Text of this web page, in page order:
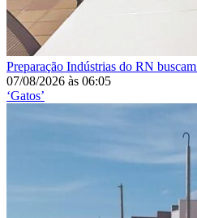
Preparação Indústrias do RN
07/08/2026 às 06:05
‘Gatos’